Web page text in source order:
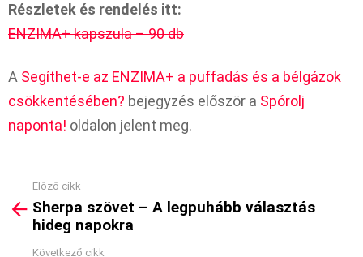
Részletek és rendelés itt:
ENZIMA+ kapszula – 90 db
A Segíthet-e az ENZIMA+ a puffadás és a bélgázok
csökkentésében? bejegyzés először a Spórolj
naponta! oldalon jelent meg.
more
Előző cikk
Sherpa szövet – A legpuhább választás
hideg napokra
Következő cikk